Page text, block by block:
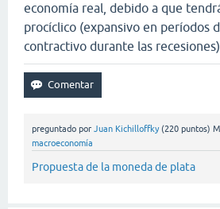
economía real, debido a que
procíclico (expansivo en períodos
contractivo durante las recesiones).
preguntado por Juan Kichilloffky (220 puntos)
macroeconomía
Propuesta de la moneda de plata